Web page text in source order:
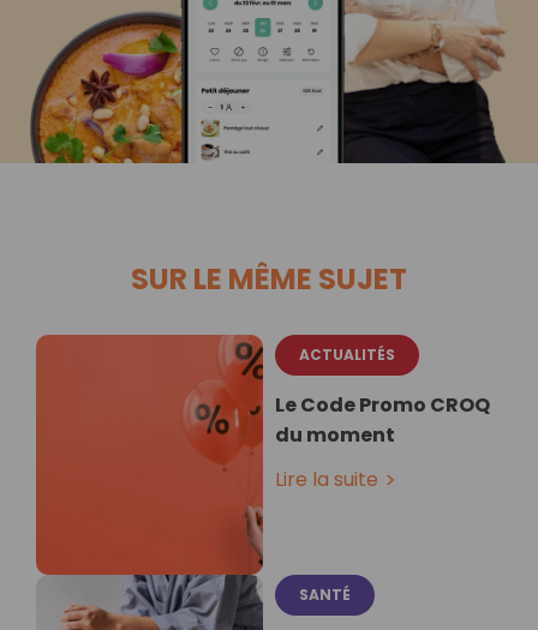
SUR LE MÊME SUJET
ACTUALITÉS
Le Code Promo CROQ
du moment
Lire la suite
SANTÉ